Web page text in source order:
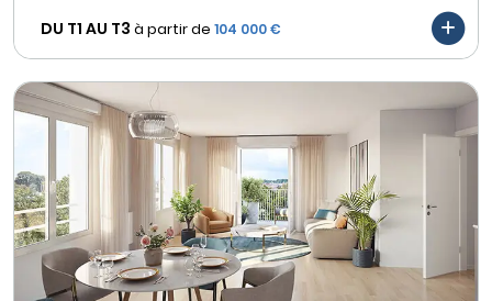
DU T1 AU T3 à partir de 104 000 €